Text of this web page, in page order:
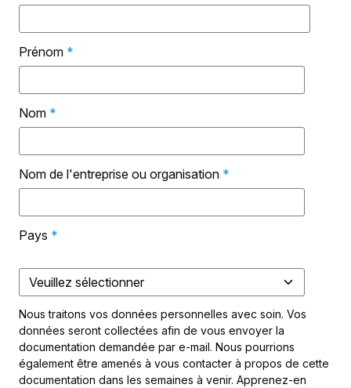
Prénom *
Nom *
Nom de l'entreprise ou organisation *
Pays *
Nous traitons vos données personnelles avec soin. Vos
données seront collectées afin de vous envoyer la
documentation demandée par e-mail. Nous pourrions
également être amenés à vous contacter à propos de cette
documentation dans les semaines à venir. Apprenez-en